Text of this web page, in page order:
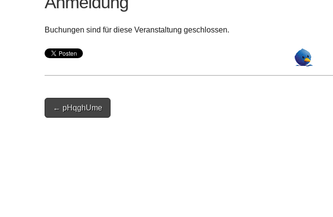
Buchungen sind für diese Veranstaltung geschlossen.
Post
navigation
← pHqghUme